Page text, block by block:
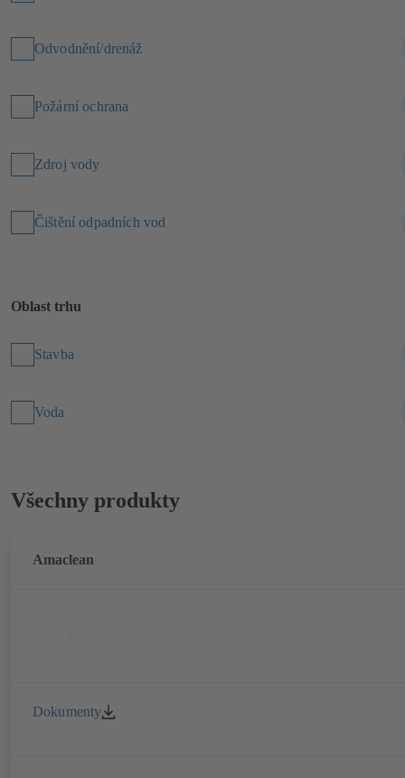
Odvodnění/drenáž
Požární ochrana
Zdroj vody
Čištění odpadních vod
Oblast trhu
Stavba
Voda
Všechny produkty
Amaclean
Dokumenty